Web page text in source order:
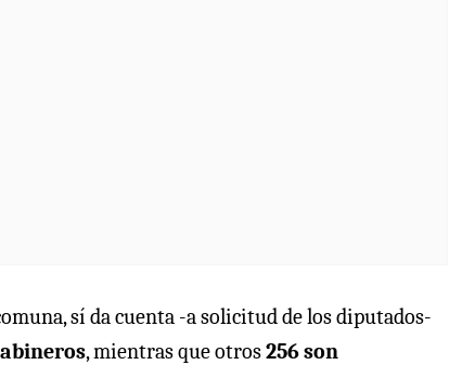
sí da cuenta -a solicitud de los diputados-
, mientras que otros256 son